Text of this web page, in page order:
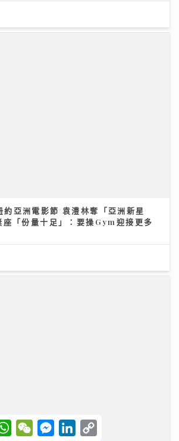
約亞洲電影節 袁澧林奪「亞洲新星
「份量十足」：要操Gym迎接更多
W
h
W
e
M
e
L